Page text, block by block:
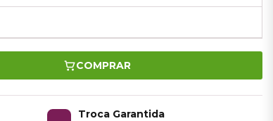
COMPRAR
Troca Garantida